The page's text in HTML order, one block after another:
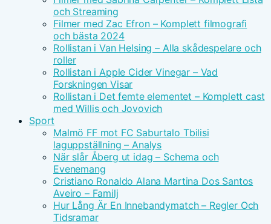
och Streaming
Filmer med Zac Efron – Komplett filmografi
och bästa 2024
Rollistan i Van Helsing – Alla skådespelare och
roller
Rollistan i Apple Cider Vinegar – Vad
Forskningen Visar
Rollistan i Det femte elementet – Komplett cast
med Willis och Jovovich
Sport
Malmö FF mot FC Saburtalo Tbilisi
laguppställning – Analys
När slår Åberg ut idag – Schema och
Evenemang
Cristiano Ronaldo Alana Martina Dos Santos
Aveiro – Familj
Hur Lång Är En Innebandymatch – Regler Och
Tidsramar